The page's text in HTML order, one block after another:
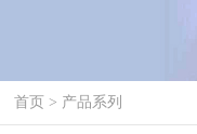
首页 > 产品系列